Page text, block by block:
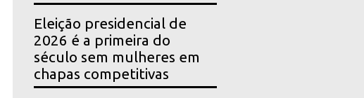
Eleição presidencial de
2026 é a primeira do
século sem mulheres em
chapas competitivas